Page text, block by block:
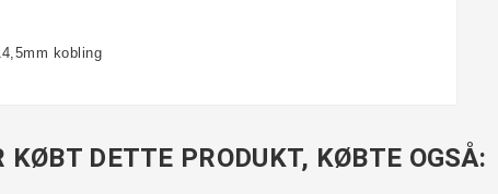
kobling
KØBT DETTE PRODUKT, KØBTE OGSÅ: